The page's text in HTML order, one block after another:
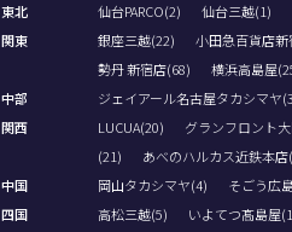
東北
仙台PARCO(2) 仙台三越(1)
関東
銀座三越(22) 小田急百貨店新
勢丹 新宿店(68)
横浜高島屋
中部
ジェイアール名古屋タカシマヤ
関西
LUCUA(20) グランフロント
(21)
あべのハルカス近鉄本店
中国
岡山タカシマヤ(4) そごう広
四国
高松三越(5) いよてつ髙島屋